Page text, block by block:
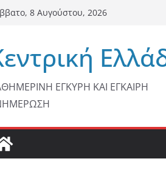
8 Αυγούστου, 2026
ΕΓΚΥΡΗ ΚΑΙ ΕΓΚΑΙΡΗ